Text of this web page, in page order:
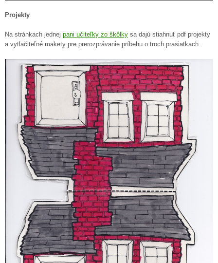
Projekty
Na stránkach jednej pani učiteľky zo škôlky sa dajú stiahnuť pdf projekty
a vytlačiteľné makety pre prerozprávanie príbehu o troch prasiatkach.